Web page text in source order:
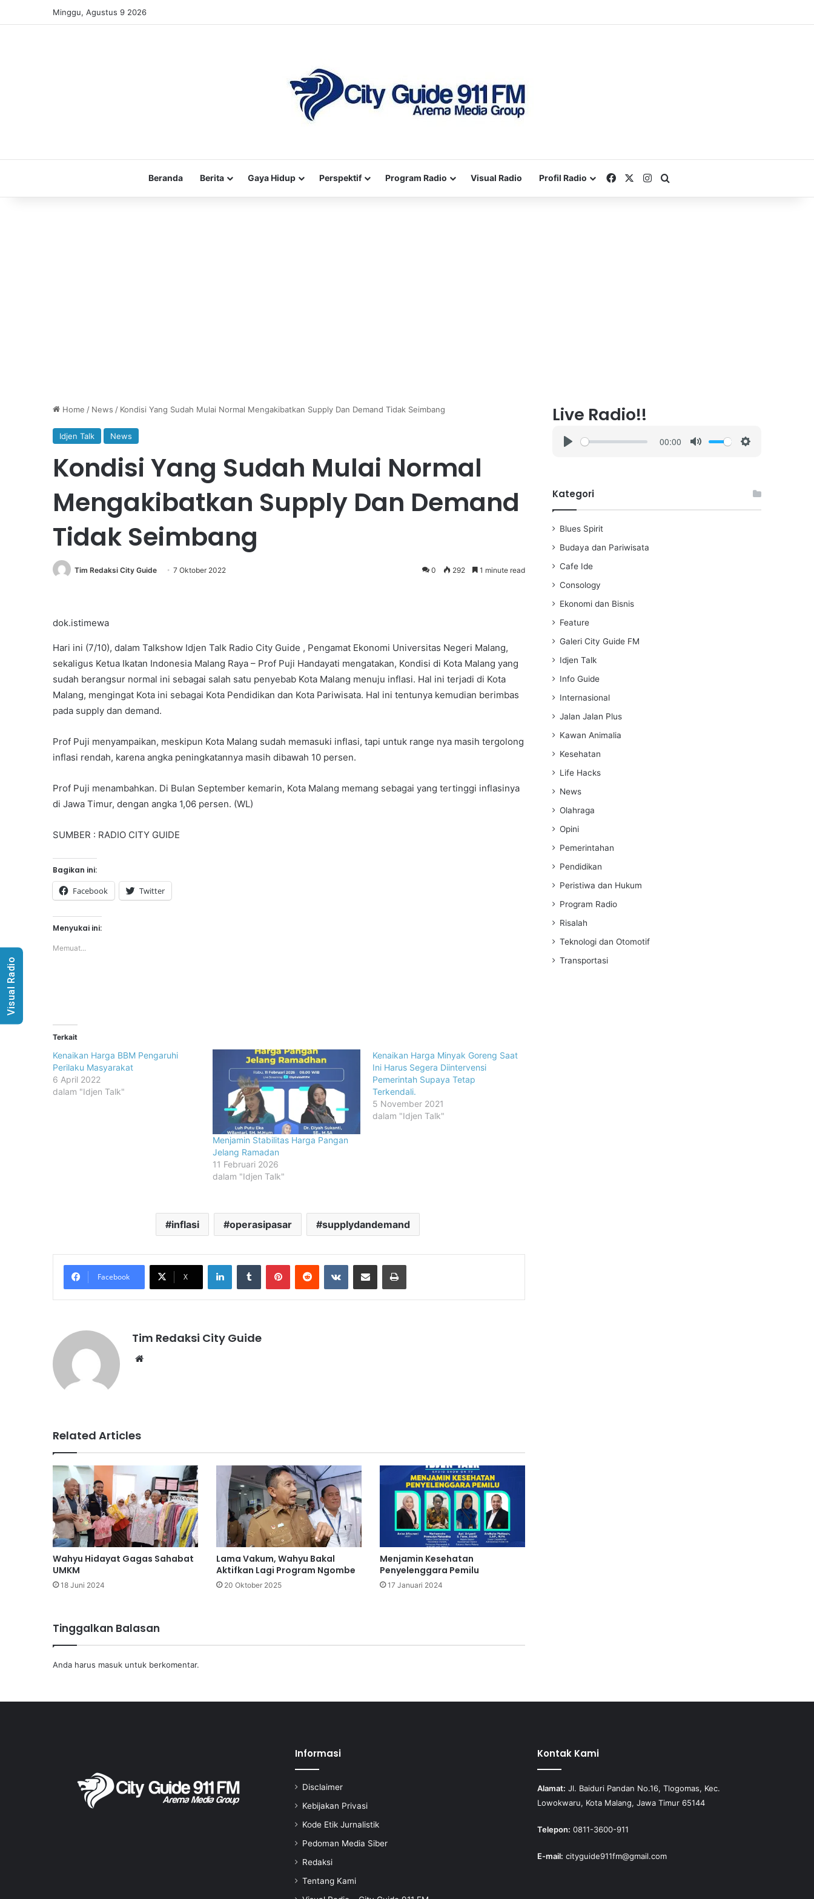
Minggu, Agustus 9 2026
Beranda Berita Gaya Hidup Perspektif Program Radio Visual Radio Profil Radio FacebookInstagram
Home / News / Kondisi Yang Sudah Mulai Normal Mengakibatkan Supply Dan Demand Tidak Seimbang
Idjen Talk News
Kondisi Yang Sudah Mulai Normal
Mengakibatkan Supply Dan Demand
Tidak Seimbang
Tim Redaksi City Guide 7 Oktober 2022 0 292 1 minute read
dok.istimewa
Hari ini (7/10), dalam Talkshow Idjen Talk Radio City Guide , Pengamat Ekonomi Universitas Negeri Malang,
sekaligus Ketua Ikatan Indonesia Malang Raya – Prof Puji Handayati mengatakan, Kondisi di Kota Malang yang
sudah berangsur normal ini sebagai salah satu penyebab Kota Malang menuju inflasi. Hal ini terjadi di Kota
Malang, mengingat Kota ini sebagai Kota Pendidikan dan Kota Pariwisata. Hal ini tentunya kemudian berimbas
pada supply dan demand.
Prof Puji menyampaikan, meskipun Kota Malang sudah memasuki inflasi, tapi untuk range nya masih tergolong
inflasi rendah, karena angka peningkatannya masih dibawah 10 persen.
Prof Puji menambahkan. Di Bulan September kemarin, Kota Malang memang sebagai yang tertinggi inflasinya
di Jawa Timur, dengan angka 1,06 persen. (WL)
SUMBER : RADIO CITY GUIDE
Bagikan ini:
Facebook Twitter
Menyukai ini:
Memuat...
Terkait
Kenaikan Harga BBM Pengaruhi
Perilaku Masyarakat
6 April 2022
dalam "Idjen Talk"
Menjamin Stabilitas Harga Pangan
Jelang Ramadan
11 Februari 2026
dalam "Idjen Talk"
Kenaikan Harga Minyak Goreng Saat
Ini Harus Segera Diintervensi
Pemerintah Supaya Tetap
Terkendali.
5 November 2021
dalam "Idjen Talk"
inflasi operasipasar supplydandemand
Facebook X
LinkedInTumblr PinterestReddit VKontakteShare via Email Print
Tim Redaksi City Guide
Related Articles
Wahyu Hidayat Gagas Sahabat
UMKM
18 Juni 2024
Lama Vakum, Wahyu Bakal
Aktifkan Lagi Program Ngombe
20 Oktober 2025
Menjamin Kesehatan
Penyelenggara Pemilu
17 Januari 2024
Tinggalkan Balasan
Anda harus masuk untuk berkomentar.
Live Radio!!
y
00:00
i
Kategori
Blues Spirit
Budaya dan Pariwisata
Cafe Ide
Consology
Ekonomi dan Bisnis
Feature
Galeri City Guide FM
Idjen Talk
Info Guide
Internasional
Jalan Jalan Plus
Kawan Animalia
Kesehatan
Life Hacks
News
Olahraga
Opini
Pemerintahan
Pendidikan
Peristiwa dan Hukum
Program Radio
Risalah
Teknologi dan Otomotif
Transportasi
Informasi
Disclaimer
Kebijakan Privasi
Kode Etik Jurnalistik
Pedoman Media Siber
Redaksi
Tentang Kami
Kontak Kami
Alamat: Jl. Baiduri Pandan No.16, Tlogomas, Kec.
Lowokwaru, Kota Malang, Jawa Timur 65144
Telepon: 0811-3600-911
E-mail: cityguide911fm@gmail.com
Visual Radio